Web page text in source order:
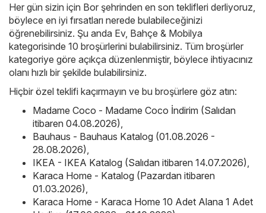
Her gün sizin için Bor şehrinden en son teklifleri derliyoruz,
böylece en iyi fırsatları nerede bulabileceğinizi
öğrenebilirsiniz. Şu anda Ev, Bahçe & Mobilya
kategorisinde 10 broşürlerini bulabilirsiniz. Tüm broşürler
kategoriye göre açıkça düzenlenmiştir, böylece ihtiyacınız
olanı hızlı bir şekilde bulabilirsiniz.
Hiçbir özel teklifi kaçırmayın ve bu broşürlere göz atın:
Madame Coco - Madame Coco İndirim (Salıdan
itibaren 04.08.2026)
Bauhaus - Bauhaus Katalog (01.08.2026 -
28.08.2026)
IKEA - IKEA Katalog (Salıdan itibaren 14.07.2026)
Karaca Home - Katalog (Pazardan itibaren
01.03.2026)
Karaca Home - Karaca Home 10 Adet Alana 1 Adet